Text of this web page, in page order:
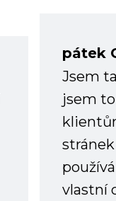
pátek
Jsem
jsem
vlastní